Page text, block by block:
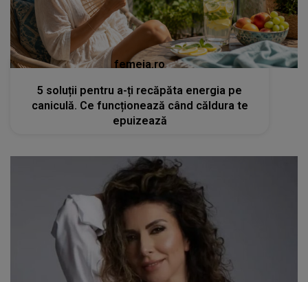
femeia.ro
5 soluții pentru a-ți recăpăta energia pe
caniculă. Ce funcționează când căldura te
epuizează